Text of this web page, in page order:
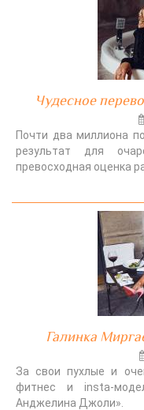
Чудесное
Почти два миллиона
результат для
превосходная оценка
Галинка
За свои пухлые и
фитнес и insta-
Анджелина Джоли».